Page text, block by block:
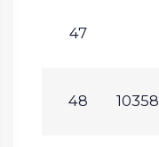
47
48 10358